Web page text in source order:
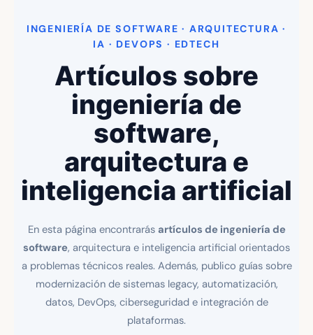
INGENIERÍA DE SOFTWARE · ARQUITECTURA ·
IA · DEVOPS · EDTECH
Artículos sobre
ingeniería de
software,
arquitectura e
inteligencia artificial
En esta página encontrarás artículos de ingeniería de
software, arquitectura e inteligencia artificial orientados
a problemas técnicos reales. Además, publico guías sobre
modernización de sistemas legacy, automatización,
datos, DevOps, ciberseguridad e integración de
plataformas.